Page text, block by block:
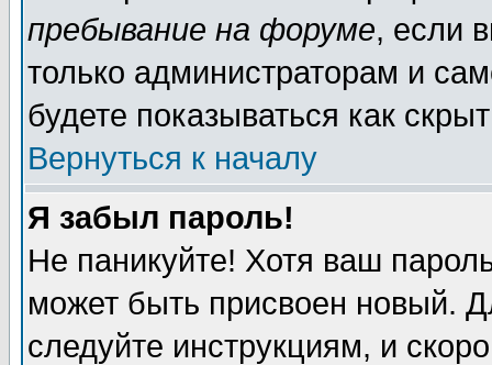
пребывание на форуме, если
только администраторам и
будете показываться как
Вернуться к началу
Я забыл пароль!
Не паникуйте! Хотя ваш
может быть присвоен новый.
следуйте инструкциям, и